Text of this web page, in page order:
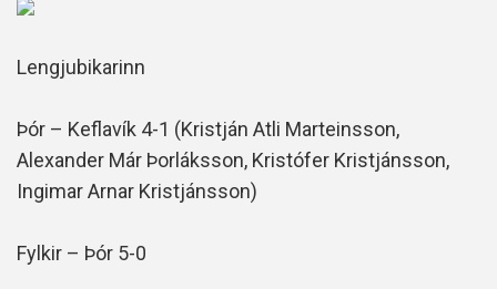
Lengjubikarinn
Þór – Keflavík 4-1 (Kristján Atli Marteinsson,
Alexander Már Þorláksson, Kristófer Kristjánsson,
Ingimar Arnar Kristjánsson)
Fylkir – Þór 5-0